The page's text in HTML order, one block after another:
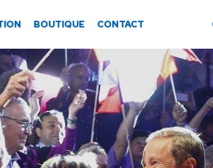
BOUTIQUE CONTACT